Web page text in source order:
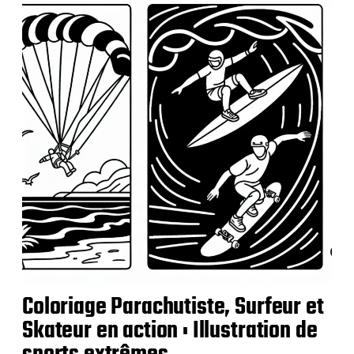
Coloriage Parachutiste, Surfeur et
Skateur en action : Illustration de